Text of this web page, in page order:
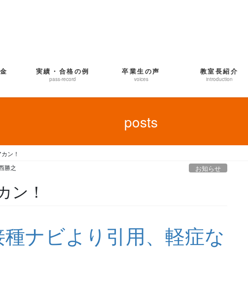
実績・合格の例
pass-record
卒業生の声
voices
教室長紹介
introduction
posts
ン！
勝之 お知らせ
ン！
ナビより引用、軽症な